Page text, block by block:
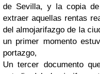
de Sevilla, y la copia
extraer aquellas rentas
del almojarifazgo de la
un primer momento
portazgo,
Un tercer documento